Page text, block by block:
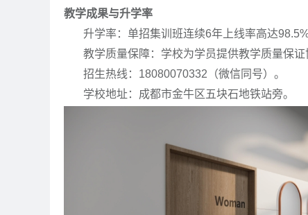
教学成果与升学率
升学率：单招集训班连续6年上线率高达98.5%
教学质量保障：学校为学员提供教学质量保证
招生热线：18080070332（微信同号）。
学校地址：成都市金牛区五块石地铁站旁。